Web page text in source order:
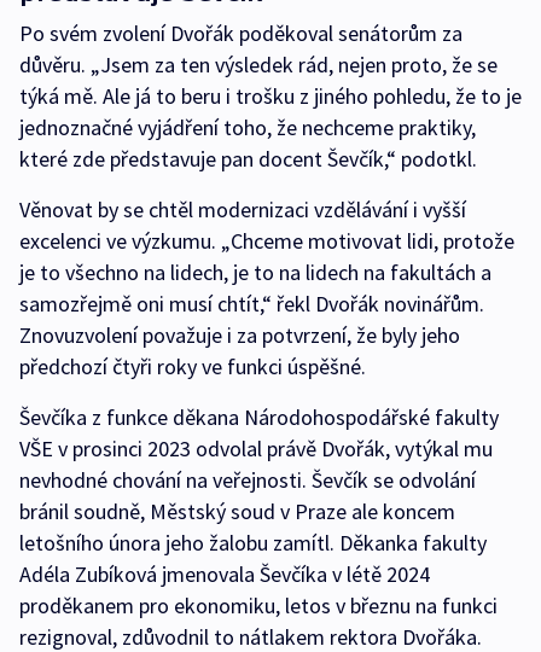
Po svém zvolení Dvořák poděkoval senátorům za
důvěru. „Jsem za ten výsledek rád, nejen proto, že se
týká mě. Ale já to beru i trošku z jiného pohledu, že to je
jednoznačné vyjádření toho, že nechceme praktiky,
které zde představuje pan docent Ševčík,“ podotkl.
Věnovat by se chtěl modernizaci vzdělávání i vyšší
excelenci ve výzkumu. „Chceme motivovat lidi, protože
je to všechno na lidech, je to na lidech na fakultách a
samozřejmě oni musí chtít,“ řekl Dvořák novinářům.
Znovuzvolení považuje i za potvrzení, že byly jeho
předchozí čtyři roky ve funkci úspěšné.
Ševčíka z funkce děkana Národohospodářské fakulty
VŠE v prosinci 2023 odvolal právě Dvořák, vytýkal mu
nevhodné chování na veřejnosti. Ševčík se odvolání
bránil soudně, Městský soud v Praze ale koncem
letošního února jeho žalobu zamítl. Děkanka fakulty
Adéla Zubíková jmenovala Ševčíka v létě 2024
proděkanem pro ekonomiku, letos v březnu na funkci
rezignoval, zdůvodnil to nátlakem rektora Dvořáka.